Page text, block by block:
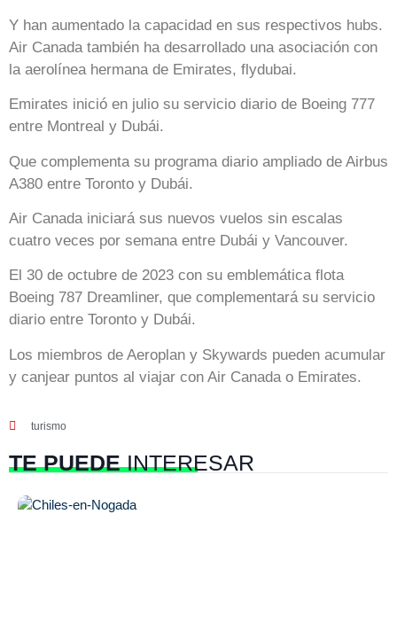
Y han aumentado la capacidad en sus respectivos hubs.
Air Canada también ha desarrollado una asociación con
la aerolínea hermana de Emirates, flydubai.
Emirates inició en julio su servicio diario de Boeing 777
entre Montreal y Dubái.
Que complementa su programa diario ampliado de Airbus
A380 entre Toronto y Dubái.
Air Canada iniciará sus nuevos vuelos sin escalas
cuatro veces por semana entre Dubái y Vancouver.
El 30 de octubre de 2023 con su emblemática flota
Boeing 787 Dreamliner, que complementará su servicio
diario entre Toronto y Dubái.
Los miembros de Aeroplan y Skywards pueden acumular
y canjear puntos al viajar con Air Canada o Emirates.
turismo
TE PUEDEINTERESAR